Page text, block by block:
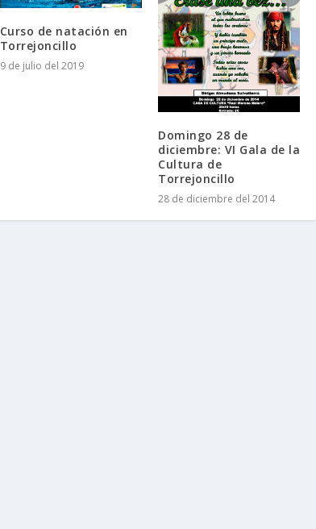
Curso de natación en
Torrejoncillo
9 de julio del 2019
Domingo 28 de
diciembre: VI Gala de la
Cultura de
Torrejoncillo
28 de diciembre del 2014